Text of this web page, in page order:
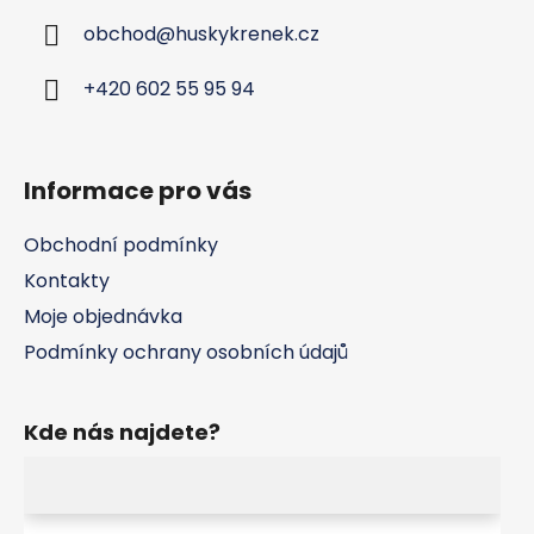
obchod@huskykrenek.cz
+420 602 55 95 94
Informace pro vás
Obchodní podmínky
Kontakty
Moje objednávka
Podmínky ochrany osobních údajů
Kde nás najdete?